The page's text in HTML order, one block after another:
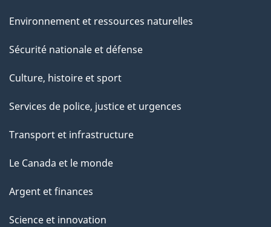
Environnement et ressources naturelles
Sécurité nationale et défense
Culture, histoire et sport
Services de police, justice et urgences
Transport et infrastructure
Le Canada et le monde
Argent et finances
Science et innovation